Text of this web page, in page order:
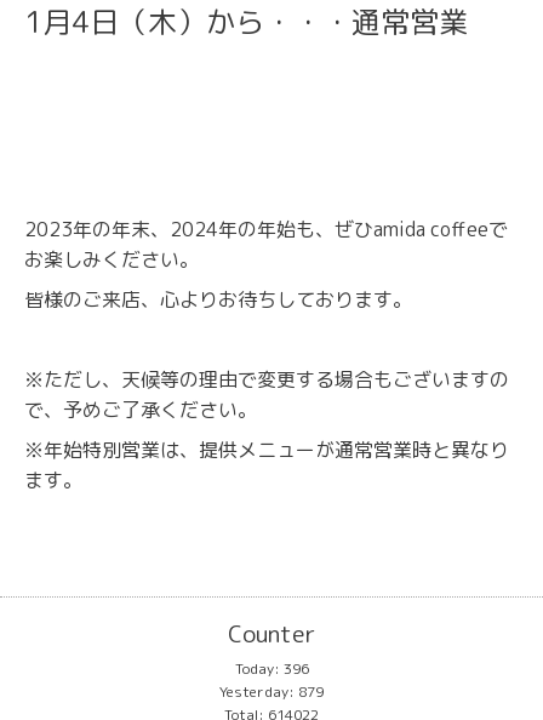
1月4日（木）から・・・通常営業
2023年の年末、2024年の年始も、ぜひamida coffeeで
お楽しみください。
皆様のご来店、心よりお待ちしております。
※ただし、天候等の理由で変更する場合もございますの
で、予めご了承ください。
※年始特別営業は、提供メニューが通常営業時と異なり
ます。
Counter
Today: 396
Yesterday: 879
Total: 614022